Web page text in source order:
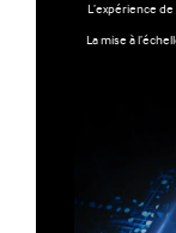
L’expérience
La mise à